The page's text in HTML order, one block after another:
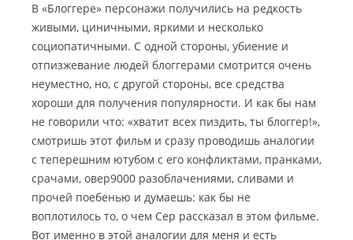
В «Блоггере» персонажи получились на редкость
живыми, циничными, яркими и несколько
социопатичными. С одной стороны, убиение и
отпизжевание людей блоггерами смотрится очень
неуместно, но, с другой стороны, все средства
хороши для получения популярности. И как бы нам
не говорили что: «хватит всех пиздить, ты блоггер!»,
смотришь этот фильм и сразу проводишь аналогии
с теперешним ютубом с его конфликтами, пранками,
срачами, овер9000 разоблачениями, сливами и
прочей поебенью и думаешь: как бы не
воплотилось то, о чем Сер рассказал в этом фильме.
Вот именно в этой аналогии для меня и есть